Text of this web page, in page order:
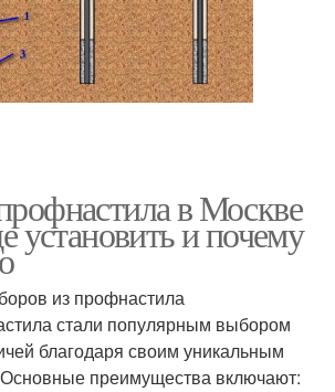
в Москве
установить и почему
из профнастила
стали популярным выбором
благодаря своим уникальным
Основные преимущества включают: